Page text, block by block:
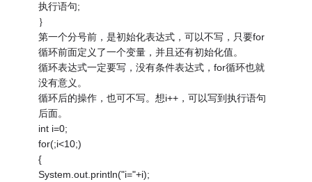
执行语句;
｝
第一个分号前，是初始化表达式，可以不写，只要for
循环前面定义了一个变量，并且还有初始化值。
循环表达式一定要写，没有条件表达式，for循环也就
没有意义。
循环后的操作，也可不写。想i++，可以写到执行语句
后面。
int i=0;
for(;i<10;)
{
System.out.println("i="+i);